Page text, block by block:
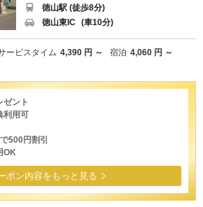
徳山駅 (徒歩8分)
徳山東IC (車10分)
ービスタイム 4,390 円 ～ 宿泊 4,060 円 ～
ント
用可
500円割引
OK
ポン内容をもっと見る